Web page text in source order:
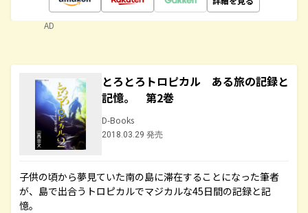
AD
とろとろトロピカル ある旅の記録と
記憶。 第2巻
D-Books
2018.03.29 発売
子供の頃から夢見ていた南の島に滞在することになった筆者
が、島で出合うトロピカルでマジカルな45日間の記録と記
憶。